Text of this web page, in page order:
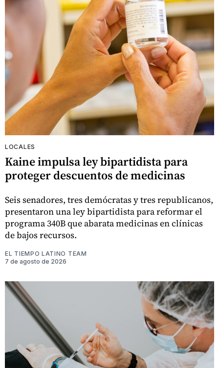
LOCALES
Kaine impulsa ley bipartidista para
proteger descuentos de medicinas
Seis senadores, tres demócratas y tres republicanos,
presentaron una ley bipartidista para reformar el
programa 340B que abarata medicinas en clínicas
de bajos recursos.
EL TIEMPO LATINO TEAM
7 de agosto de 2026